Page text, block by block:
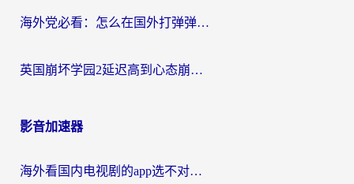
海外党必看：怎么在国外打弹弹堂不卡？番茄加速器亲测指南
英国崩坏学园2延迟高到心态崩？海外党国服游戏加速终极指南
影音加速器
海外看国内电视剧的app选不对？这份回国加速器避坑指南帮你流畅追剧